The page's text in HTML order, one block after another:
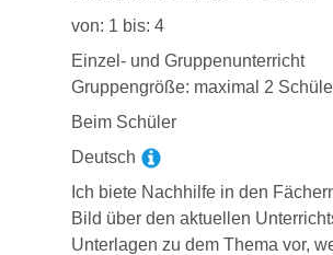
von: 1 bis: 4
Einzel- und Gruppenunterricht
Gruppengröße: maximal 2
Beim Schüler
Deutsch
Ich biete Nachhilfe in den
Bild über den aktuellen
Unterlagen zu dem Thema vor,